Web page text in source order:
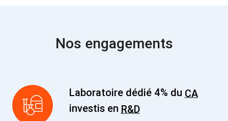
Nos engagements
Laboratoire dédié 4% du CA
investis en R&D